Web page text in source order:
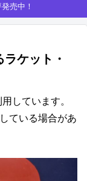
売中！
ケット・
しています。
ている場合があ